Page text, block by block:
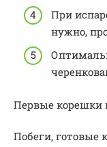
При
нужно,
Первые корешки
Побеги, готовые